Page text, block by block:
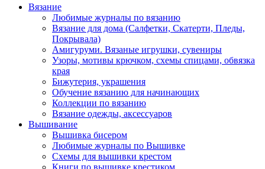
Вязание
Любимые журналы по вязанию
Вязание для дома (Салфетки, Скатерти, Пледы,
Покрывала)
Амигуруми. Вязаные игрушки, сувениры
Узоры, мотивы крючком, схемы спицами, обвязка
края
Бижутерия, украшения
Обучение вязанию для начинающих
Коллекции по вязанию
Вязание одежды, аксессуаров
Вышивание
Вышивка бисером
Любимые журналы по Вышивке
Схемы для вышивки крестом
Книги по вышивке крестиком